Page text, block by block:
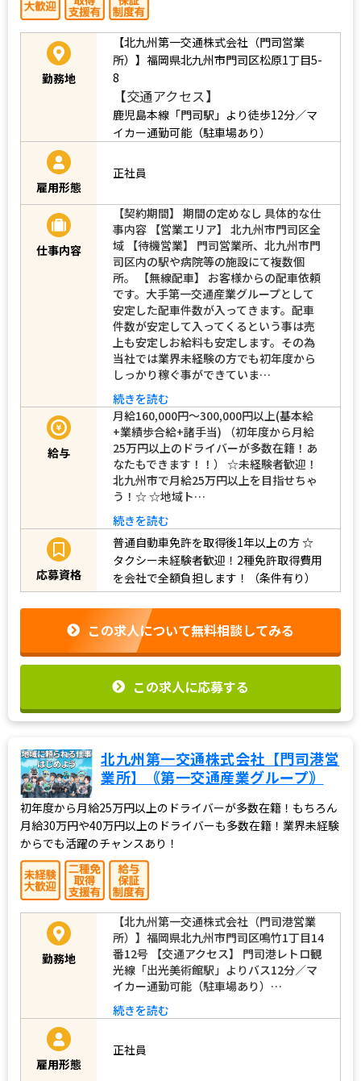
勤務地
【北九州第一交通株式会社（門司営業
所）】福岡県北九州市門司区松原1丁目5-
8
【交通アクセス】
鹿児島本線「門司駅」より徒歩12分／マ
イカー通勤可能（駐車場あり）
雇用形態
正社員
仕事内容
【契約期間】 期間の定めなし 具体的な仕
事内容 【営業エリア】 北九州市門司区全
域 【待機営業】 門司営業所、北九州市門
司区内の駅や病院等の施設にて複数個
所。 【無線配車】 お客様からの配車依頼
です。大手第一交通産業グループとして
安定した配車件数が入ってきます。配車
件数が安定して入ってくるという事は売
上も安定しお給料も安定します。その為
当社では業界未経験の方でも初年度から
しっかり稼ぐ事ができていま…
続きを読む
給与
月給160,000円～300,000円以上(基本給
+業績歩合給+諸手当) （初年度から月給
25万円以上のドライバーが多数在籍！あ
なたもできます！！） ☆未経験者歓迎！
北九州市で月給25万円以上を目指せちゃ
う！☆ ☆地域ト…
続きを読む
応募資格
普通自動車免許を取得後1年以上の方☆
タクシー未経験者歓迎！2種免許取得費用
を会社で全額負担します！（条件有り）
この求人について無料相談してみる
この求人に応募する
北九州第一交通株式会社【門司港営
業所】｟第一交通産業グループ｠
初年度から月給25万円以上のドライバーが多数在籍！もちろん
月給30万円や40万円以上のドライバーも多数在籍！業界未経験
からでも活躍のチャンスあり！
勤務地
【北九州第一交通株式会社（門司港営業
所）】福岡県北九州市門司区鳴竹1丁目14
番12号 【交通アクセス】 門司港レトロ観
光線「出光美術館駅」よりバス12分／マ
イカー通勤可能（駐車場あり）…
続きを読む
雇用形態
正社員